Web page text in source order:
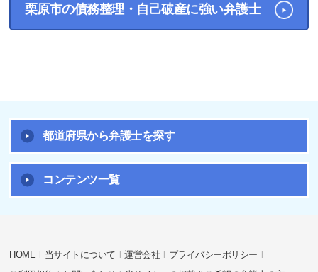
栗原市の債務整理・自己破産に強い弁護士
都道府県から弁護士を探す
コンテンツ一覧
HOME 当サイトについて 運営会社
プライバシーポリシー